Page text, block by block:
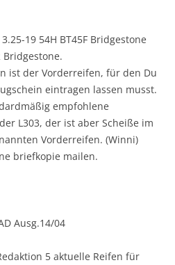
19 54H BT45F Bridgestone
Bridgestone.
ist der Vorderreifen, für den Du
eintragen lassen musst.
empfohlene
L303, der ist aber Scheiße im
Vorderreifen. (Winni)
briefkopie mailen.
Ausg.14/04
5 aktuelle Reifen für